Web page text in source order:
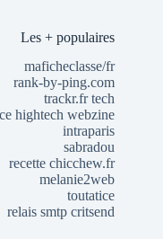
Les + populaires
maficheclasse/fr
rank-by-ping.com
trackr.fr tech
hightech webzine
intraparis
sabradou
recette chicchew.fr
melanie2web
toutatice
relais smtp critsend